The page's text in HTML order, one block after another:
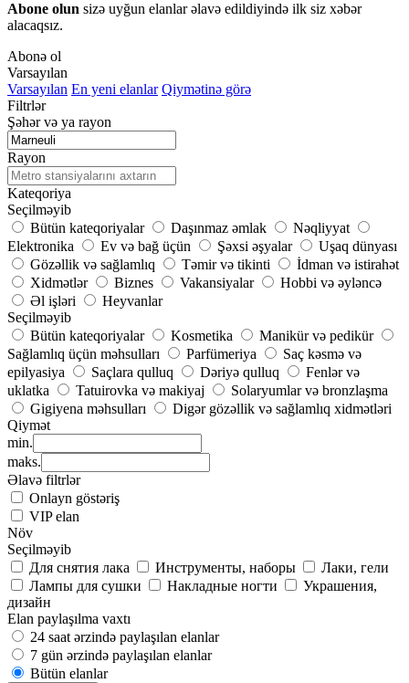
Abone olun sizə uyğun elanlar əlavə edildiyində ilk siz xəbər
alacaqsız.
Abonə ol
Varsayılan
Varsayılan En yeni elanlar Qiymətinə görə
Filtrlər
Şəhər və ya rayon
Rayon
Kateqoriya
Seçilməyib
Bütün kateqoriyalar
Daşınmaz əmlak
Nəqliyyat
Elektronika
Ev və bağ üçün Şəxsi əşyalar
Uşaq dünyası
Gözəllik və sağlamlıq
Təmir və tikinti
İdman və istirahət
Xidmətlər
Biznes Vakansiyalar
Hobbi və əyləncə
Əl işləri
Heyvanlar
Seçilməyib
Bütün kateqoriyalar
Kosmetika
Manikür və pedikür
Sağlamlıq üçün məhsulları
Parfümeriya
Saç kəsmə və
epilyasiya
Saçlara qulluq Dəriyə qulluq
Fenlər və
uklatka
Tatuirovka və makiyaj
Solaryumlar və bronzlaşma
Gigiyena məhsulları
Digər gözəllik və sağlamlıq xidmətləri
Qiymət
min.
maks.
Əlavə filtrlər
Onlayn göstəriş
VIP elan
Növ
Seçilməyib
Для снятия лака
Инструменты, наборы
Лаки, гели
Лампы для сушки
Накладные ногти
Украшения,
дизайн
Elan paylaşılma vaxtı
24 saat ərzində paylaşılan elanlar
7 gün ərzində paylaşılan elanlar
Bütün elanlar